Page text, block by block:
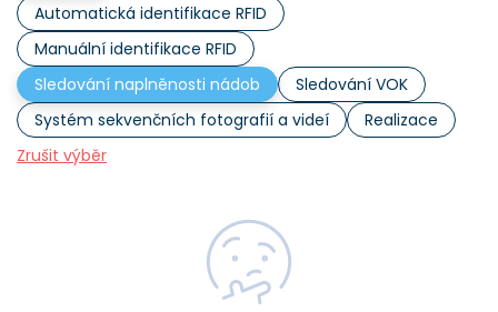
Automatická identifikace RFID
Manuální identifikace RFID
Sledování naplněnosti nádob
Sledování VOK
Systém sekvenčních fotografií a videí
Realizace
Zrušit výběr